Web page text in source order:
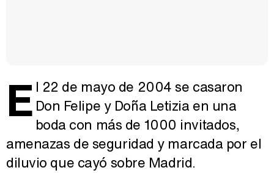
E l 22 de mayo de 2004 se casaron
Don Felipe y Doña Letizia en una
boda con más de 1000 invitados,
amenazas de seguridad y marcada por el
diluvio que cayó sobre Madrid.